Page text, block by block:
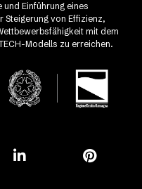
Einführung eines
von Effizienz,
mit dem
Modells zu erreichen.